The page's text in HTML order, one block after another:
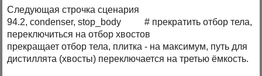
Следующая строчка сценария
94.2, condenser, stop_body # прекратить отбор тела,
переключиться на отбор хвостов
прекращает отбор тела, плитка - на максимум, путь для
дистиллята (хвосты) переключается на третью ёмкость.